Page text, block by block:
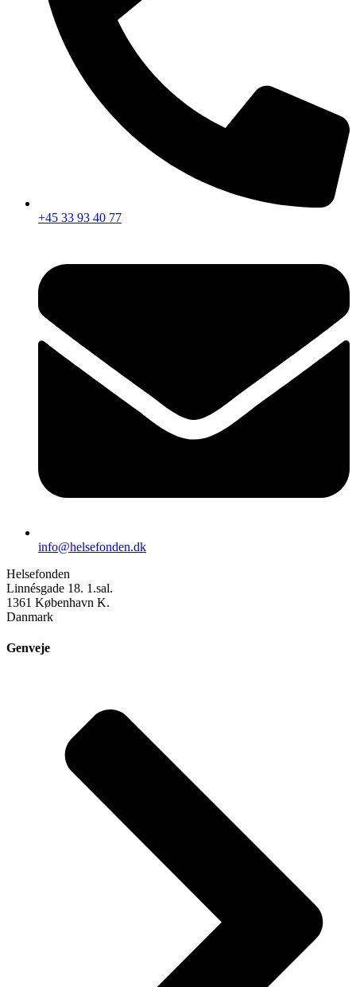
+45 33 93 40 77
info@helsefonden.dk
Helsefonden
Linnésgade 18. 1.sal.
1361 København K.
Danmark
Genveje